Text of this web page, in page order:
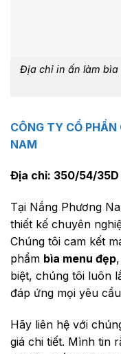
Địa chỉ in ấn làm bìa
CÔNG TY CỔ PHẦN
NAM
Địa chỉ: 350/54/35D
Tại Nắng Phương
thiết kế chuyên
Chúng tôi cam kết
phẩm bìa menu đẹp
biệt, chúng tôi luôn
đáp ứng mọi yêu
Hãy liên hệ với
giá chi tiết. Mình tin